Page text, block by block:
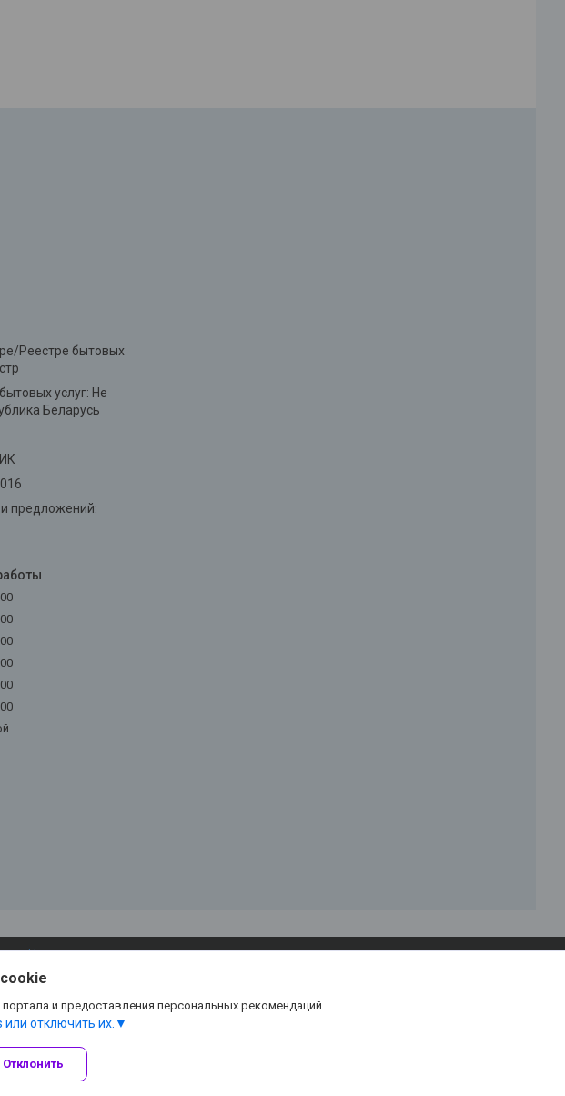
Реестре бытовых
услуг: Не
Беларусь
предложений:
Deal.by
cookies
и предоставления персональных рекомендаций.
отключить их.
Отклонить
|